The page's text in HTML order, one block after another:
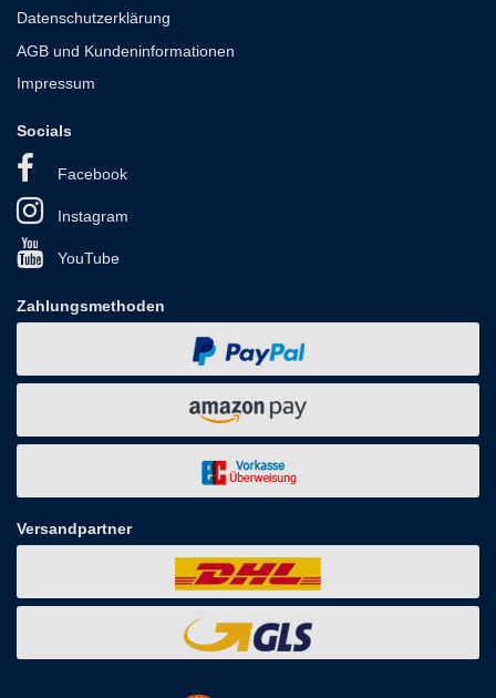
Datenschutzerklärung
AGB und Kundeninformationen
Impressum
Socials
Facebook
Instagram
YouTube
Zahlungsmethoden
Versandpartner